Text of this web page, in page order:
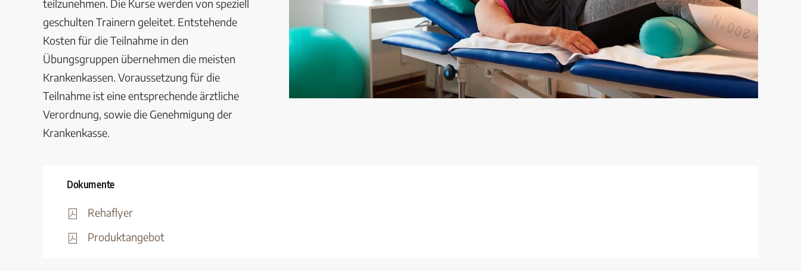
teilzunehmen. Die Kurse werden von speziell
geschulten Trainern geleitet. Entstehende
Kosten für die Teilnahme in den
Übungsgruppen übernehmen die meisten
Krankenkassen. Voraussetzung für die
Teilnahme ist eine entsprechende ärztliche
Verordnung, sowie die Genehmigung der
Krankenkasse.
Dokumente
Rehaflyer
Produktangebot